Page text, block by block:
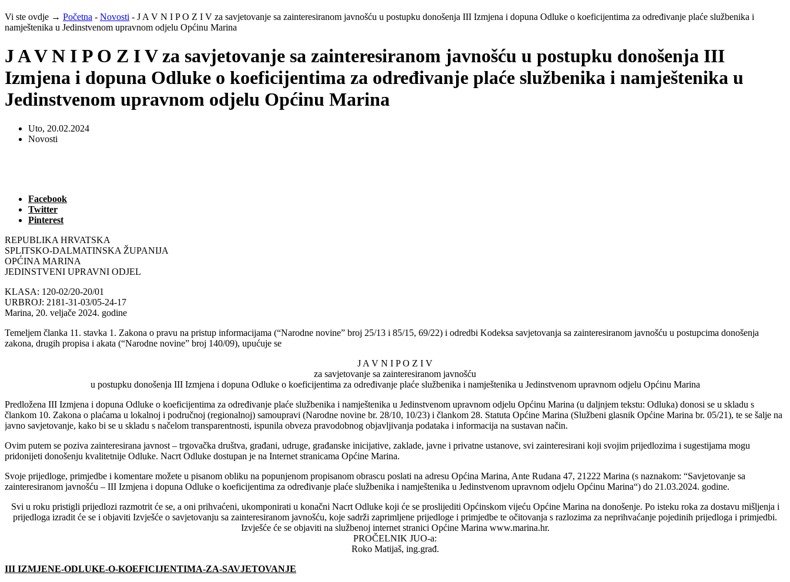
Vi ste ovdje → Početna - Novosti - J A V N I P O Z I V za savjetovanje sa zainteresiranom javnošću u postupku donošenja III Izmjena i dopuna Odluke o koeficijentima za određivanje plaće službenika i
namještenika u Jedinstvenom upravnom odjelu Općinu Marina
J A V N I P O Z I V za savjetovanje sa zainteresiranom javnošću u postupku donošenja III
Izmjena i dopuna Odluke o koeficijentima za određivanje plaće službenika i namještenika u
Jedinstvenom upravnom odjelu Općinu Marina
Uto, 20.02.2024
Novosti
Facebook
Twitter
Pinterest
REPUBLIKA HRVATSKA
SPLITSKO-DALMATINSKA ŽUPANIJA
OPĆINA MARINA
JEDINSTVENI UPRAVNI ODJEL
KLASA: 120-02/20-20/01
URBROJ: 2181-31-03/05-24-17
Marina, 20. veljače 2024. godine
Temeljem članka 11. stavka 1. Zakona o pravu na pristup informacijama (“Narodne novine” broj 25/13 i 85/15, 69/22) i odredbi Kodeksa savjetovanja sa zainteresiranom javnošću u postupcima donošenja
zakona, drugih propisa i akata (“Narodne novine” broj 140/09), upućuje se
J A V N I P O Z I V
za savjetovanje sa zainteresiranom javnošću
u postupku donošenja III Izmjena i dopuna Odluke o koeficijentima za određivanje plaće službenika i namještenika u Jedinstvenom upravnom odjelu Općinu Marina
Predložena III Izmjena i dopuna Odluke o koeficijentima za određivanje plaće službenika i namještenika u Jedinstvenom upravnom odjelu Općinu Marina (u daljnjem tekstu: Odluka) donosi se u skladu s
člankom 10. Zakona o plaćama u lokalnoj i područnoj (regionalnoj) samoupravi (Narodne novine br. 28/10, 10/23) i člankom 28. Statuta Općine Marina (Službeni glasnik Općine Marina br. 05/21), te se šalje na
javno savjetovanje, kako bi se u skladu s načelom transparentnosti, ispunila obveza pravodobnog objavljivanja podataka i informacija na sustavan način.
Ovim putem se poziva zainteresirana javnost – trgovačka društva, građani, udruge, građanske inicijative, zaklade, javne i privatne ustanove, svi zainteresirani koji svojim prijedlozima i sugestijama mogu
pridonijeti donošenju kvalitetnije Odluke. Nacrt Odluke dostupan je na Internet stranicama Općine Marina.
Svoje prijedloge, primjedbe i komentare možete u pisanom obliku na popunjenom propisanom obrascu poslati na adresu Općina Marina, Ante Rudana 47, 21222 Marina (s naznakom: “Savjetovanje sa
zainteresiranom javnošću – III Izmjena i dopuna Odluke o koeficijentima za određivanje plaće službenika i namještenika u Jedinstvenom upravnom odjelu Općinu Marina“) do 21.03.2024. godine.
Svi u roku pristigli prijedlozi razmotrit će se, a oni prihvaćeni, ukomponirati u konačni Nacrt Odluke koji će se proslijediti Općinskom vijeću Općine Marina na donošenje. Po isteku roka za dostavu mišljenja i
prijedloga izradit će se i objaviti Izvješće o savjetovanju sa zainteresiranom javnošću, koje sadrži zaprimljene prijedloge i primjedbe te očitovanja s razlozima za neprihvaćanje pojedinih prijedloga i primjedbi.
Izvješće će se objaviti na službenoj internet stranici Općine Marina www.marina.hr.
PROČELNIK JUO-a:
Roko Matijaš, ing.građ.
III IZMJENE-ODLUKE-O-KOEFICIJENTIMA-ZA-SAVJETOVANJE